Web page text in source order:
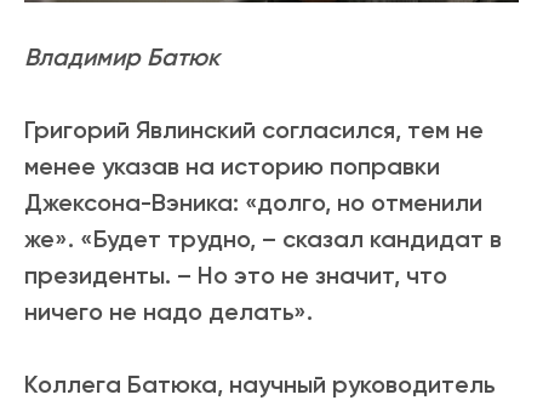
Владимир Батюк
Григорий Явлинский согласился, тем не
менее указав на историю поправки
Джексона-Вэника: «долго, но отменили
же». «Будет трудно, – сказал кандидат в
президенты. – Но это не значит, что
ничего не надо делать».
Коллега Батюка, научный руководитель